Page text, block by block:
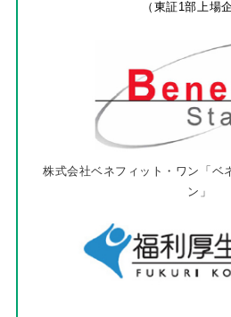
（東証1部上場
株式会社ベネフィット・ワン 「
ン」